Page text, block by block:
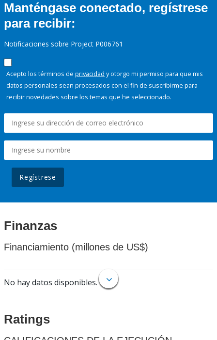
Manténgase conectado, regístrese
para recibir:
Notificaciones sobre Project P006761
Acepto los términos de privacidad y otorgo mi permiso para que mis
datos personales sean procesados con el fin de suscribirme para
recibir novedades sobre los temas que he seleccionado.
Regístrese
Finanzas
Financiamiento (millones de US$)
No hay datos disponibles.
Ratings